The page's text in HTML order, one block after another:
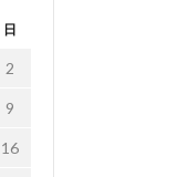
日
2
9
16